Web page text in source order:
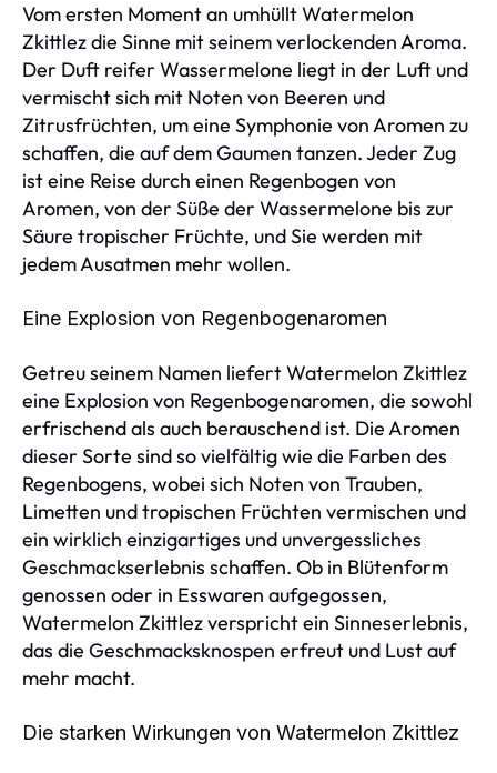
Vom ersten Moment an umhüllt Watermelon
Zkittlez die Sinne mit seinem verlockenden Aroma.
Der Duft reifer Wassermelone liegt in der Luft und
vermischt sich mit Noten von Beeren und
Zitrusfrüchten, um eine Symphonie von Aromen zu
schaffen, die auf dem Gaumen tanzen. Jeder Zug
ist eine Reise durch einen Regenbogen von
Aromen, von der Süße der Wassermelone bis zur
Säure tropischer Früchte, und Sie werden mit
jedem Ausatmen mehr wollen.
Eine Explosion von Regenbogenaromen
Getreu seinem Namen liefert Watermelon Zkittlez
eine Explosion von Regenbogenaromen, die sowohl
erfrischend als auch berauschend ist. Die Aromen
dieser Sorte sind so vielfältig wie die Farben des
Regenbogens, wobei sich Noten von Trauben,
Limetten und tropischen Früchten vermischen und
ein wirklich einzigartiges und unvergessliches
Geschmackserlebnis schaffen. Ob in Blütenform
genossen oder in Esswaren aufgegossen,
Watermelon Zkittlez verspricht ein Sinneserlebnis,
das die Geschmacksknospen erfreut und Lust auf
mehr macht.
Die starken Wirkungen von Watermelon Zkittlez